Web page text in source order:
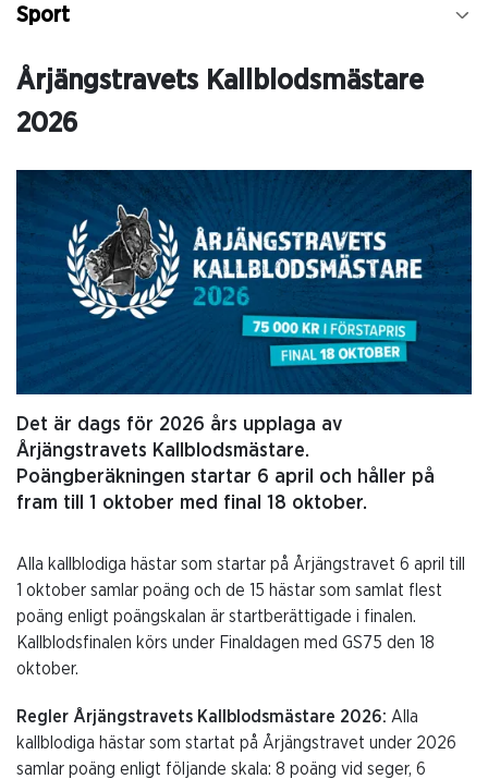
Sport
Årjängstravets Kallblodsmästare
2026
Det är dags för 2026 års upplaga av
Årjängstravets Kallblodsmästare.
Poängberäkningen startar 6 april och håller på
fram till 1 oktober med final 18 oktober.
Alla kallblodiga hästar som startar på Årjängstravet 6 april till
1 oktober samlar poäng och de 15 hästar som samlat flest
poäng enligt poängskalan är startberättigade i finalen.
Kallblodsfinalen körs under Finaldagen med GS75 den 18
oktober.
Regler Årjängstravets Kallblodsmästare 2026: Alla
kallblodiga hästar som startat på Årjängstravet under 2026
samlar poäng enligt följande skala: 8 poäng vid seger, 6